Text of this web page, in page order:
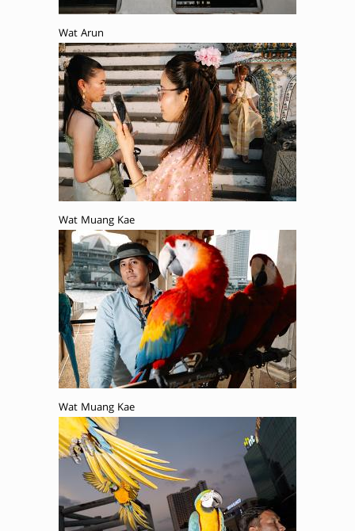
Wat Arun
Wat Muang Kae
Wat Muang Kae